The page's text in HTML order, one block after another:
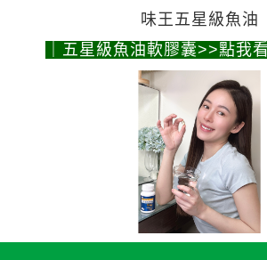
味王五星級魚油
｜五星級魚油軟膠囊>>點我